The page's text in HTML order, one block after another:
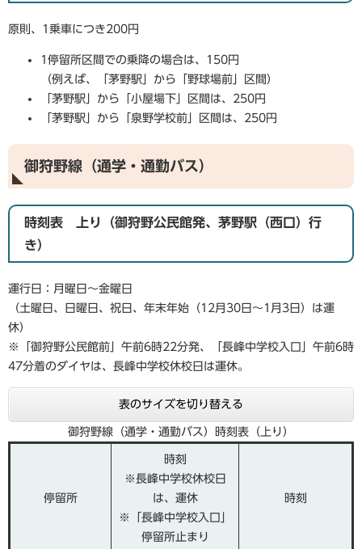
原則、1乗車につき200円
1停留所区間での乗降の場合は、150円
（例えば、「茅野駅」から「野球場前」区間）
「茅野駅」から「小屋場下」区間は、250円
「茅野駅」から「泉野学校前」区間は、250円
御狩野線（通学・通勤バス）
時刻表 上り（御狩野公民館発、茅野駅（西口）行
き）
運行日：月曜日～金曜日
（土曜日、日曜日、祝日、年末年始（12月30日～1月3日）は運
休）
※「御狩野公民館前」午前6時22分発、「長峰中学校入口」午前6時
47分着のダイヤは、長峰中学校休校日は運休。
表のサイズを切り替える
御狩野線（通学・通勤バス）時刻表（上り）
停留所
時刻
※長峰中学校休校日
は、運休
※「長峰中学校入口」
停留所止まり
時刻